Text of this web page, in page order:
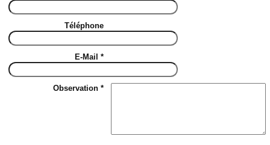
Téléphone
E-Mail *
Observation *